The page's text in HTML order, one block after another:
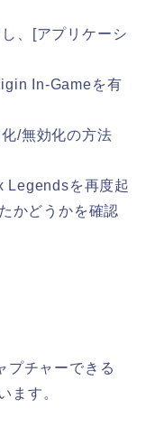
、[アプリケーシ
In-Gameを有
/無効化の方法
Legendsを再度起
かどうかを確認
プチャーできる
ます。